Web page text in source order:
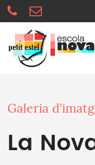
Galeria
La